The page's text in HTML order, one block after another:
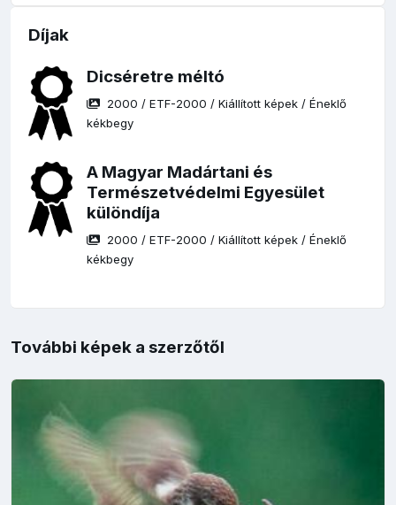
Díjak
Dicséretre méltó
2000 /ETF-2000 /Kiállított képek /Éneklő
kékbegy
A Magyar Madártani és
Természetvédelmi Egyesület
különdíja
2000 /ETF-2000 /Kiállított képek /Éneklő
kékbegy
További képek a szerzőtől